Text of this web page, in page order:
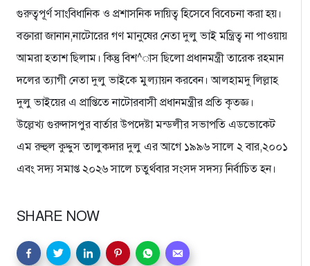
গুরুত্বপূর্ণ সাংবিধানিক ও প্রশাসনিক দায়িত্ব হিসেবে বিবেচনা করা হয়।
বক্তারা জানান,নাটোরের গণ মানুষের নেতা দুলু ভাই মন্ত্রিত্ব না পাওয়ায়
আমরা হতাশ ছিলাম। কিন্তু বিশ^াস ছিলো প্রধানমন্ত্রী তারেক রহমান
দলের ত্যাগী নেতা দুলু ভাইকে মুল্যায়ন করবেন। আলহামদু লিল্লাহ
দুলু ভাইয়ের এ প্রাপ্তিতে নাটোরবাসী প্রধানমন্ত্রীর প্রতি কৃতজ্ঞ।
উল্লেখ্য গুরুদাসপুর বার্তার উপদেষ্টা মন্ডলীর সভাপতি এডভোকেট
এম রুহুল কুদ্দুস তালুকদার দুলু এর আগে ১৯৯৬ সালে ২ বার,২০০১
এবং সদ্য সমাপ্ত ২০২৬ সালে চতুর্থবার সংসদ সদস্য নির্বাচিত হন।
SHARE NOW